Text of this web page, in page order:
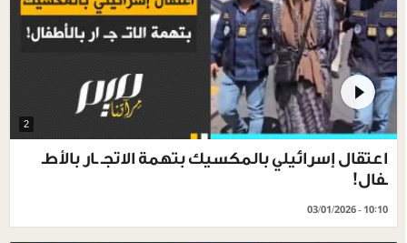
2
اعتقال إسرائيلي بالمكسيك بتهمة الاتجـ ـار بالأطـ
ـفال!
03/01/2026 - 10:10